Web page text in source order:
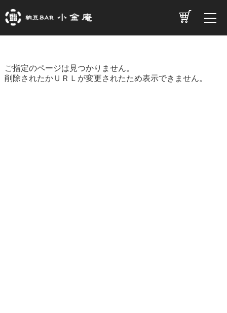
ご指定のページは見つかりません。
削除されたかＵＲＬが変更されたため表示できません。